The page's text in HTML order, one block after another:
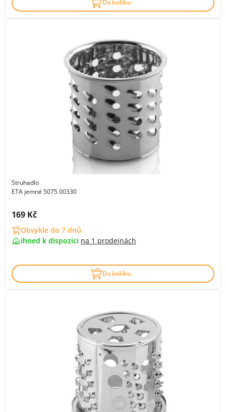
Do košíku
Struhadlo
ETA jemné 5075 00330
Cena s DPH:
169 Kč
Obvykle do 7 dnů
ihned k dispozici na 1 prodejnách
Do košíku